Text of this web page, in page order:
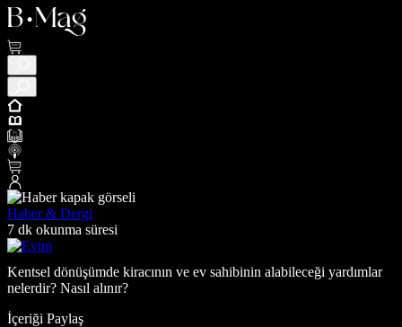
Haber & Dergi
7 dk okunma süresi
Kentsel dönüşümde kiracının ve ev sahibinin alabileceği yardımlar
nelerdir? Nasıl alınır?
İçeriği Paylaş